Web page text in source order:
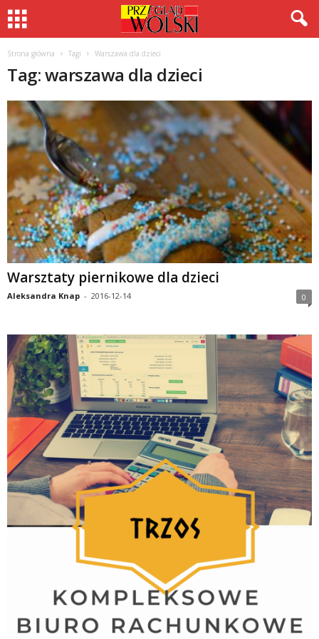
Strona główna Tagi Warszawa dla dzieci
Tag: warszawa dla dzieci
Warsztaty piernikowe dla dzieci
Aleksandra Knap - 2016-12-14 0